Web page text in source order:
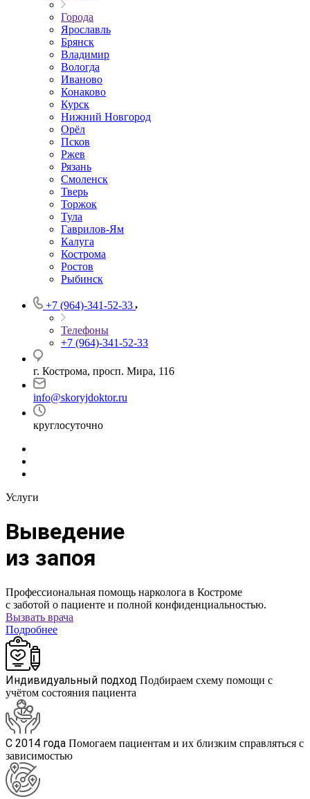
Города
Ярославль
Брянск
Владимир
Вологда
Иваново
Конаково
Курск
Нижний Новгород
Орёл
Псков
Ржев
Рязань
Смоленск
Тверь
Торжок
Тула
Гаврилов-Ям
Калуга
Кострома
Ростов
Рыбинск
+7 (964)-341-52-33
Телефоны
+7 (964)-341-52-33
г. Кострома, просп. Мира, 116
info@skoryjdoktor.ru
круглосуточно
Услуги
Выведение
из запоя
Профессиональная помощь нарколога в Костроме
с заботой о пациенте и полной конфиденциальностью.
Вызвать врача
Подробнее
Индивидуальный подход Подбираем схему помощи с
учётом состояния пациента
С 2014 года Помогаем пациентам и их близким справляться с
зависимостью